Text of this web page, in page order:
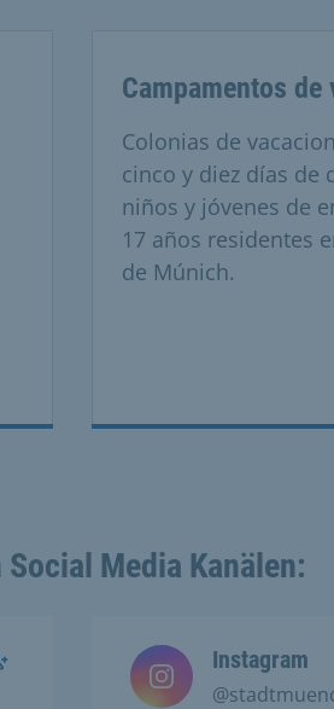
Campamentos de
Colonias de
cinco y diez días de
niños y jóvenes de
17 años residentes
de Múnich.
Media Kanälen:
Instagram